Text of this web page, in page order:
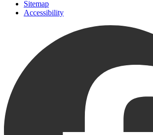
Sitemap
Accessibility